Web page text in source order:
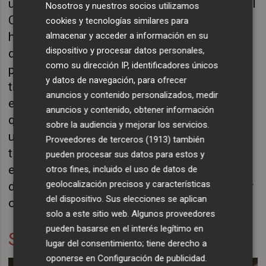
ubicación refaccionando las instalaciones del
Cuartel de Fajardo y transformándolo en un
hotel se haga realidad", desea J. J. Peñalver,
quien advierte de que "estamos perdiendo la
posibilidad de recordar nuestra historia a
través de esos vestigios militares que aún
están en pie, conocer cómo se construyeron,
qué elementos fueron necesarios para
ubicarlos allí, dónde están, qué historia
tienen... Y sobre todo disfrutar del entorno de
esas ubicaciones excepcionales que hacen
de Cartagena un referente histórico de primer
orden".
Sobre las baterías
Nosotros y nuestros socios utilizamos
cookies y tecnologías similares para
almacenar y acceder a información en su
dispositivo y procesar datos personales,
como su dirección IP, identificadores únicos
y datos de navegación, para ofrecer
anuncios y contenido personalizados, medir
anuncios y contenido, obtener información
sobre la audiencia y mejorar los servicios.
Proveedores de terceros (1913) también
pueden procesar sus datos para estos y
otros fines, incluido el uso de datos de
geolocalización precisos y características
del dispositivo. Sus elecciones se aplican
solo a este sitio web. Algunos proveedores
pueden basarse en el interés legítimo en
lugar del consentimiento; tiene derecho a
oponerse enConfiguración de publicidad.